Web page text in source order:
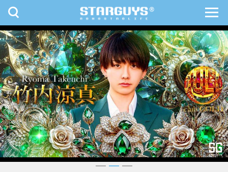
九州・沖縄 北海道・東北
toggle
navigation